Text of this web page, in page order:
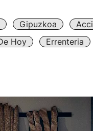
Gipuzkoa
Hoy
Errenteria